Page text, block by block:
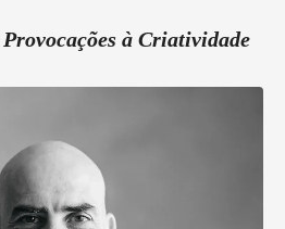
Provocações à Criatividade